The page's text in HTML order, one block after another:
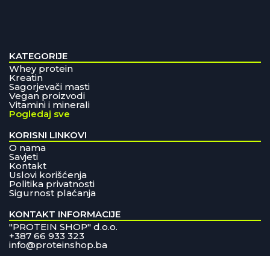
KATEGORIJE
Whey protein
Kreatin
Sagorjevači masti
Vegan proizvodi
Vitamini i minerali
Pogledaj sve
KORISNI LINKOVI
O nama
Savjeti
Kontakt
Uslovi korišćenja
Politika privatnosti
Sigurnost plaćanja
KONTAKT INFORMACIJE
"PROTEIN SHOP" d.o.o.
+387 66 933 323
info@proteinshop.ba